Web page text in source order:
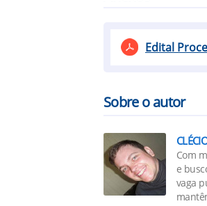
Edital
Sobre o autor
Com
e
vaga